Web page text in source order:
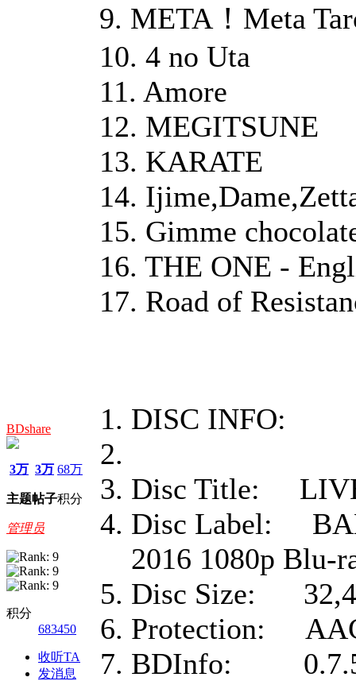
BDshare
3万
主题
3万
帖子
68万
积分
管理员
积分
683450
收听TA
发消息
9. META！Meta
10. 4 no Uta
11. Amore
12. MEGITSUNE
13. KARATE
14.
15. Gimme
16. THE ONE -
17. Road of
DISC INFO:
Disc Title:
Disc Label:
2016 1080p Blu-
Disc Size:
Protection:
BDInfo: